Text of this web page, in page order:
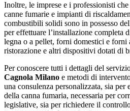
Inoltre, le imprese e i professionisti
canne fumarie e impianti di
combustibili solidi sono in possesso
per effettuare l’installazione completa
legna o a pellet, forni domestici e forni
ristorazione e altri dispositivi dotati di
Per conoscere tutti i dettagli del
Cagnola Milano e metodi di
una consulenza personalizzata, sia
della canna fumaria, necessaria per
legislative, sia per richiedere il